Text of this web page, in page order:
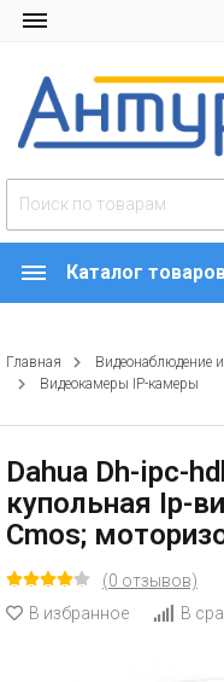
Каталог
Главная Видеонаблюдение
Видеокамеры IP-камеры
Dahua Dh-ipc-
купольная Ip-
Cmos;
(0 отзывов)
В избранное
В